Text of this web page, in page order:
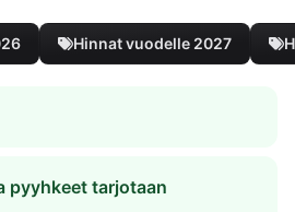
Hinnat vuodelle 2027
pyyhkeet tarjotaan